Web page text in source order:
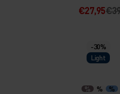
€27,95
-30%
Light
% % %